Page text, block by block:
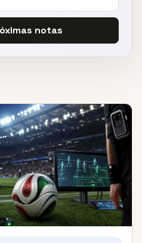
notas